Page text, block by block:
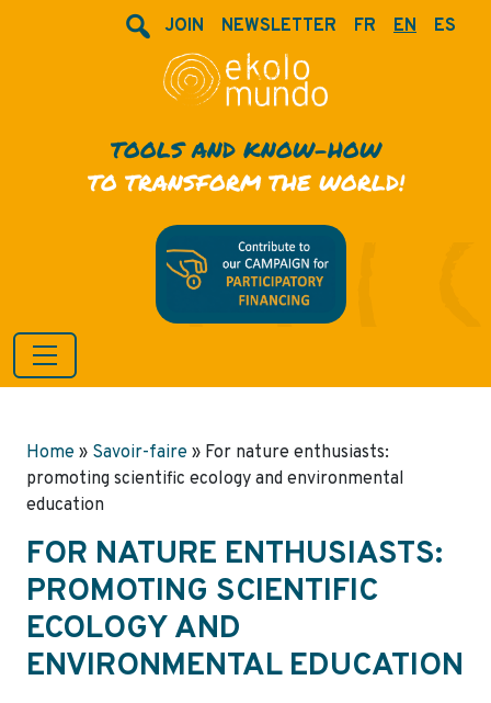
JOIN NEWSLETTER FR EN ES
TOOLS AND KNOW-HOW
TO TRANSFORM THE WORLD!
Home » Savoir-faire » For nature enthusiasts:
promoting scientific ecology and environmental
education
FOR NATURE ENTHUSIASTS:
PROMOTING SCIENTIFIC
ECOLOGY AND
ENVIRONMENTAL EDUCATION